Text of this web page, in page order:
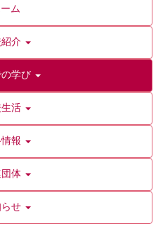
ム
介
学び
活
報
体
せ